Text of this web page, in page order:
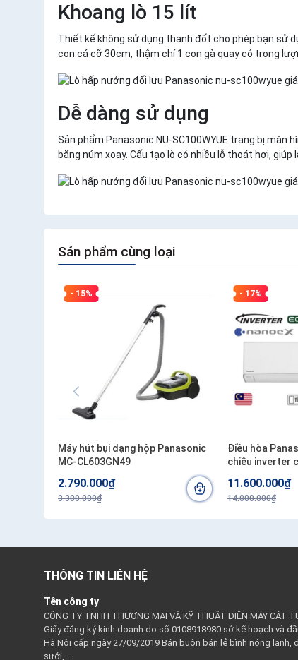
Khoang lò 15 lít
Thiết kế không sử dụng thanh đốt cho phép bạn sử
con cá cỡ 30cm, thậm chí 1 con gà quay có trọng
Dễ dàng sử dụng
Sản phẩm Panasonic NU-SC100WYUE trang bị màn
bằng núm xoay. Cấu tạo lò có nhiều lỗ thoát hơi,
Sản phẩm cùng loại
- 15%
Máy hút bụi dạng hộp Panasonic
MC-CL603GN49
2.790.000₫
3.300.000₫
- 17%
Điều hòa
chiều inverter
11.600.000₫
14.000.000₫
THÔNG TIN LIÊN HỆ
Tên công ty
CÔNG TY TNHH THƯƠNG MẠI VÀ KỸ THUẬT ĐIỆN MÁY CÁT
Giấy đăng ký kinh doanh do số 0108918980 sở kế hoạch và
Hà Nội cấp ngày 27/09/2019 Bán buôn bán lẻ bình nóng lạnh,
sưởi,...